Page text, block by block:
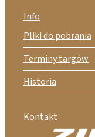
Info
Pliki do pobrania
Terminy targów
Historia
Kontakt